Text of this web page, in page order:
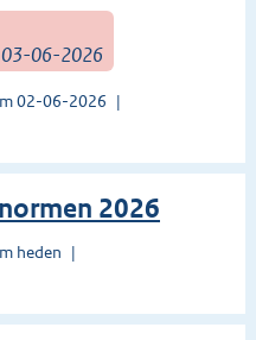
03-06-2026
02-06-2026
2026
heden